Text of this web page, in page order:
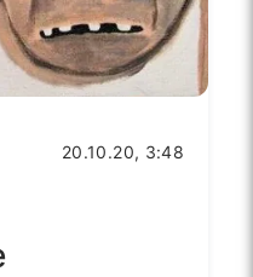
20.10.20, 3:48